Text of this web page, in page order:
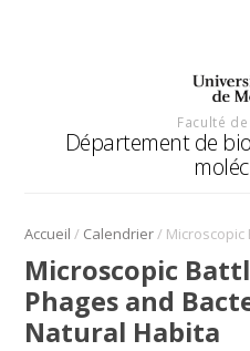
Faculté
Département de
Accueil / Calendrier/
Microscopic
Phages and
Natural Habita